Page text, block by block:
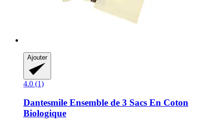
Ajouter
4.0 (1)
Dantesmile Ensemble de 3 Sacs En Coton
Biologique